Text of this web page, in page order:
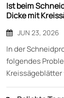
Ist beim
Dicke mit
JUN 23, 2026
In der
folgendes
dickem Material,